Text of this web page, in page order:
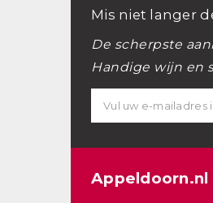
Mis niet langer
De scherpste
Handige wijn en
Appeldoorn.nl